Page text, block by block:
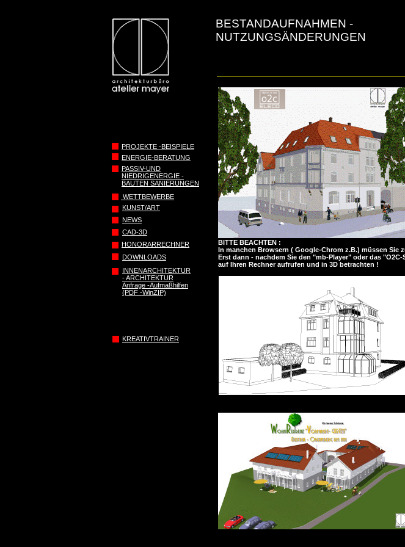
BITTE BEACHTEN :
In manchen Browsern ( Google-Chrom z.B.) müssen Sie
Erst dann - nachdem Sie den "mb-Player" oder das
auf Ihren Rechner aufrufen und in 3D betrachten !
BESTANDAUFNAHMEN -
NUTZUNGSÄNDERUNGEN
NEWS
CAD-3D
DOWNLOADS
PASSIV-UND
NIEDRIGENERGIE -
BAUTEN SANIERUNGEN
ENERGIE-BERATUNG
INNENARCHITEKTUR
- ARCHITEKTUR
Anfrage -Aufmaßhilfen
(PDF -WinZIP)
KREATIVTRAINER
WETTBEWERBE
KUNST/ART
PROJEKTE -BEISPIELE
HONORARRECHNER